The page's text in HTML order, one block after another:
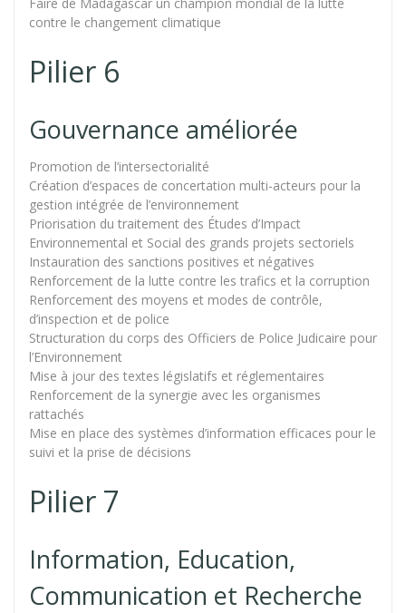
contre le changement climatique
Pilier 6
Gouvernance améliorée
Promotion de l’intersectorialité
Création d’espaces de concertation multi-acteurs pour la
gestion intégrée de l’environnement
Priorisation du traitement des Études d’Impact
Environnemental et Social des grands projets sectoriels
Instauration des sanctions positives et négatives
Renforcement de la lutte contre les trafics et la corruption
Renforcement des moyens et modes de contrôle,
d’inspection et de police
Structuration du corps des Officiers de Police Judicaire pour
l’Environnement
Mise à jour des textes législatifs et réglementaires
Renforcement de la synergie avec les organismes
rattachés
Mise en place des systèmes d’information efficaces pour le
suivi et la prise de décisions
Pilier 7
Information, Education,
Communication et Recherche